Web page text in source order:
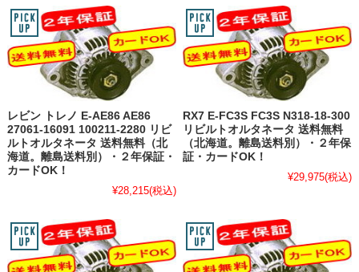
レビン トレノ E-AE86 AE86
27061-16091 100211-2280 リビ
ルトオルタネータ 送料無料（北
海道。離島送料別）・２年保証・
カードOK！
¥28,215(税込)
RX7 E-FC3S FC3S N318-18-300
リビルトオルタネータ 送料無料
（北海道。離島送料別）・２年保
証・カードOK！
¥29,975(税込)